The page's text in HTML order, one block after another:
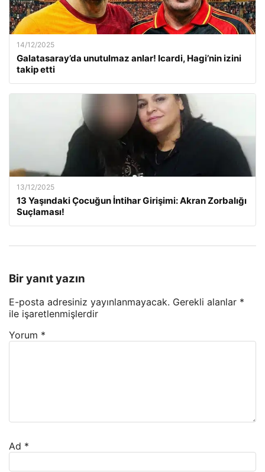
14/12/2025
Galatasaray’da unutulmaz anlar! Icardi, Hagi’nin izini
takip etti
13/12/2025
13 Yaşındaki Çocuğun İntihar Girişimi: Akran Zorbalığı
Suçlaması!
Bir yanıt yazın
E-posta adresiniz yayınlanmayacak. Gerekli alanlar *
ile işaretlenmişlerdir
Yorum *
Ad *